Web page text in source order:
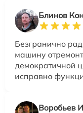
Блинов
Безгранично
машину
демократичной
исправно
Воробьев